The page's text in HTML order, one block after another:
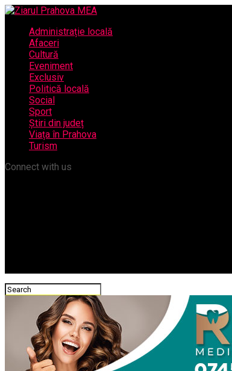
Administrație locală
Afaceri
Cultură
Eveniment
Exclusiv
Politică locală
Social
Sport
Știri din județ
Viața în Prahova
Turism
Connect with us